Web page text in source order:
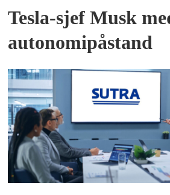
Tesla-sjef Musk
autonomipåstand